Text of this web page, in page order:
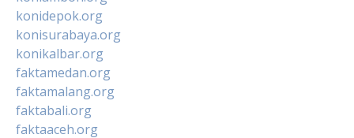
konidepok.org
konisurabaya.org
konikalbar.org
faktamedan.org
faktamalang.org
faktabali.org
faktaaceh.org